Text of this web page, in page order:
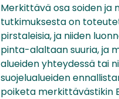
Merkittävä osa soiden ja
tutkimuksesta on
pirstaleisia, ja niiden
pinta-alaltaan suuria, ja
alueiden yhteydessä tai
suojelualueiden
poiketa merkittävästikin